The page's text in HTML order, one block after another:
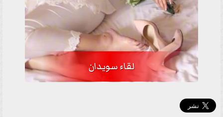
لقاء سويدان